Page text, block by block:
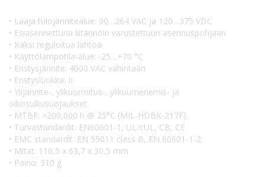
• Laaja tulojännitealue: 90…264 VAC ja 120…375 VDC
• Esiasennettuna liitännöin varustettuun asennuspohjaan
• Kaksi reguloitua lähtöä
• Käyttölämpötila-alue: -25…+70 °C
• Eristysjännite: 4000 VAC vähintään
• Eristysluokka: II
• Ylijännite-, ylikuormitus-, ylikuumenemis- ja
oikosulkusuojaukset
• MTBF: >200,000 h @ 25°C (MIL-HDBK-217F)
• Turvastandardit: EN60601-1, UL/cUL, CB, CE
• EMC standardit: EN 55011 class B, EN 60601-1-2
• Mitat: 116,5 x 63,7 x 30,5 mm
• Paino: 310 g